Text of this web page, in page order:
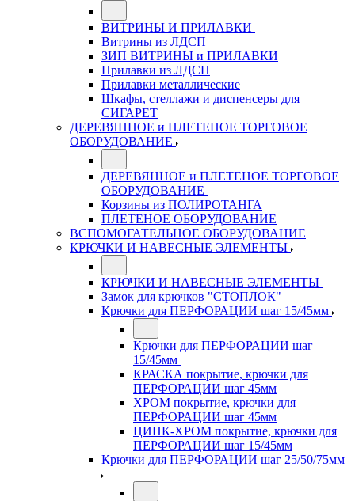
ВИТРИНЫ И ПРИЛАВКИ
Витрины из ЛДСП
ЗИП ВИТРИНЫ и ПРИЛАВКИ
Прилавки из ЛДСП
Прилавки металлические
Шкафы, стеллажи и диспенсеры для
СИГАРЕТ
ДЕРЕВЯННОЕ и ПЛЕТЕНОЕ ТОРГОВОЕ
ОБОРУДОВАНИЕ
ДЕРЕВЯННОЕ и ПЛЕТЕНОЕ ТОРГОВОЕ
ОБОРУДОВАНИЕ
Корзины из ПОЛИРОТАНГА
ПЛЕТЕНОЕ ОБОРУДОВАНИЕ
ВСПОМОГАТЕЛЬНОЕ ОБОРУДОВАНИЕ
КРЮЧКИ И НАВЕСНЫЕ ЭЛЕМЕНТЫ
КРЮЧКИ И НАВЕСНЫЕ ЭЛЕМЕНТЫ
Замок для крючков "СТОПЛОК"
Крючки для ПЕРФОРАЦИИ шаг 15/45мм
Крючки для ПЕРФОРАЦИИ шаг
15/45мм
КРАСКА покрытие, крючки для
ПЕРФОРАЦИИ шаг 45мм
ХРОМ покрытие, крючки для
ПЕРФОРАЦИИ шаг 45мм
ЦИНК-ХРОМ покрытие, крючки для
ПЕРФОРАЦИИ шаг 15/45мм
Крючки для ПЕРФОРАЦИИ шаг 25/50/75мм